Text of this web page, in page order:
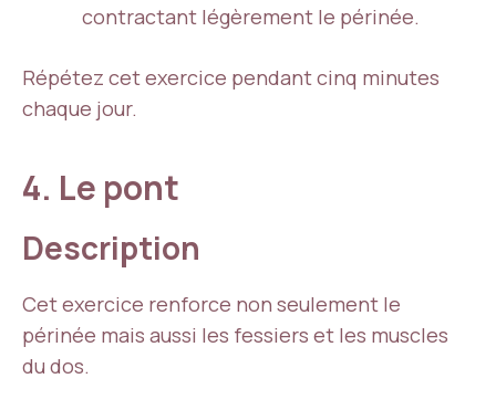
contractant légèrement le périnée.
Répétez cet exercice pendant cinq minutes
chaque jour.
4. Le pont
Description
Cet exercice renforce non seulement le
périnée mais aussi les fessiers et les muscles
du dos.